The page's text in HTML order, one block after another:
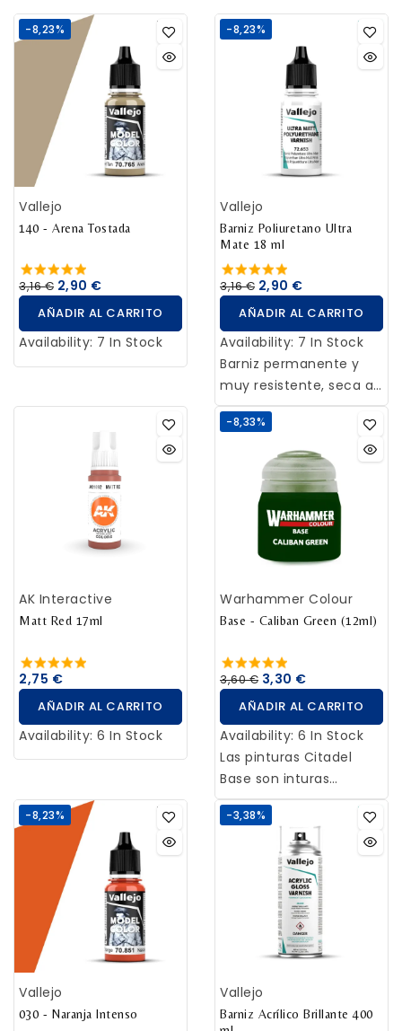
-8,23%
Vallejo
140 - Arena Tostada
3,16 € 2,90 €
AÑADIR AL CARRITO
Availability: 7 In Stock
-8,23%
Vallejo
Barniz Poliuretano Ultra
Mate 18 ml
3,16 € 2,90 €
AÑADIR AL CARRITO
Availability: 7 In Stock
Barniz permanente y
muy resistente, seca al
tacto en una hora.
Recomendamos aplicar
con intervalos de 24
horas, a pincel o a
aerógrafo (0.4 mm), sin
necesidad de diluir.
Limpiar con agua y
jabón.
AK Interactive
Matt Red 17ml
2,75 €
AÑADIR AL CARRITO
Availability: 6 In Stock
-8,33%
Warhammer Colour
Base - Caliban Green (12ml)
3,60 € 3,30 €
AÑADIR AL CARRITO
Availability: 6 In Stock
Las pinturas Citadel
Base son inturas
acrílicas de gran
calidad diseñadas
especialmente para dar
capas base a tus
miniaturas Citadel de
forma rápida fácil.
Están diseñadas para
dar un acabado
imprimación blanca o
negra con una única
-8,23%
Vallejo
030 - Naranja Intenso
-3,38%
Vallejo
Barniz Acrílico Brillante 400